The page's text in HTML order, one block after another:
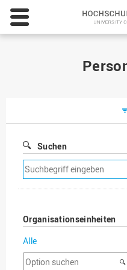
Suchen
Suchfilter
entfernen
Organisationseinheiten
Alle
Option